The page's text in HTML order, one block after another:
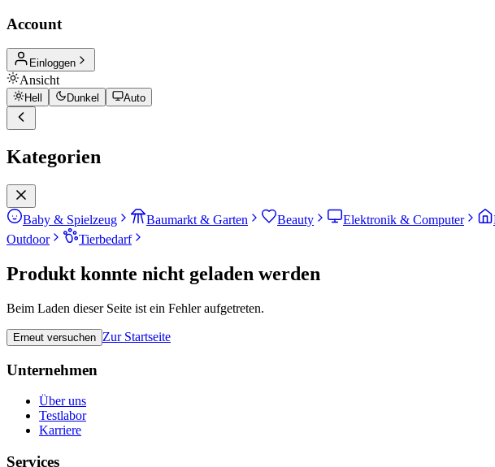
Account
Einloggen
Ansicht
Hell Dunkel Auto
Kategorien
Baby & Spielzeug Baumarkt & Garten Beauty Elektronik & Computer
Outdoor
Tierbedarf
Produkt konnte nicht geladen werden
Beim Laden dieser Seite ist ein Fehler aufgetreten.
Erneut versuchen Zur Startseite
Unternehmen
Über uns
Testlabor
Karriere
Services